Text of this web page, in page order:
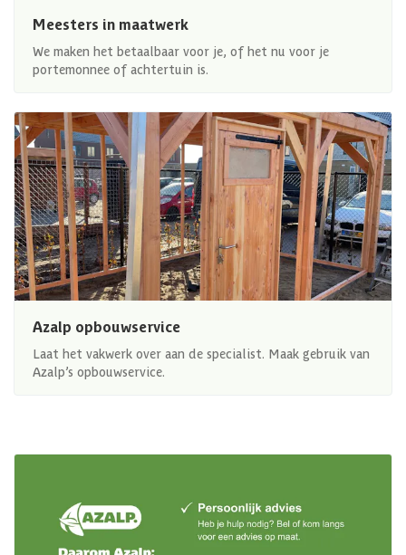
Meesters in maatwerk
We maken het betaalbaar voor je, of het nu voor je
portemonnee of achtertuin is.
Azalp opbouwservice
Laat het vakwerk over aan de specialist. Maak gebruik van
Azalp’s opbouwservice.